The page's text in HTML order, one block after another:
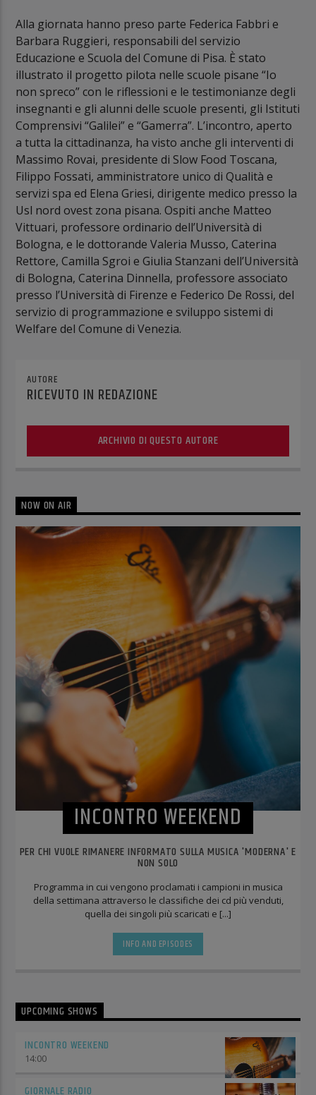
Alla giornata hanno preso parte Federica Fabbri e
Barbara Ruggieri, responsabili del servizio
Educazione e Scuola del Comune di Pisa. È stato
illustrato il progetto pilota nelle scuole pisane “Io
non spreco” con le riflessioni e le testimonianze degli
insegnanti e gli alunni delle scuole presenti, gli Istituti
Comprensivi “Galilei” e “Gamerra”. L’incontro, aperto
a tutta la cittadinanza, ha visto anche gli interventi di
Massimo Rovai, presidente di Slow Food Toscana,
Filippo Fossati, amministratore unico di Qualità e
servizi spa ed Elena Griesi, dirigente medico presso la
Usl nord ovest zona pisana. Ospiti anche Matteo
Vittuari, professore ordinario dell’Università di
Bologna, e le dottorande Valeria Musso, Caterina
Rettore, Camilla Sgroi e Giulia Stanzani dell’Università
di Bologna, Caterina Dinnella, professore associato
presso l’Università di Firenze e Federico De Rossi, del
servizio di programmazione e sviluppo sistemi di
Welfare del Comune di Venezia.
AUTORE
RICEVUTO IN REDAZIONE
ARCHIVIO DI QUESTO AUTORE
NOW ON AIR
INCONTRO WEEKEND
PER CHI VUOLE RIMANERE INFORMATO SULLA MUSICA 'MODERNA' E
NON SOLO
Programma in cui vengono proclamati i campioni in musica
della settimana attraverso le classifiche dei cd più venduti,
quella dei singoli più scaricati e [...]
INFO AND EPISODES
UPCOMING SHOWS
INCONTRO WEEKEND
14:00
GIORNALE RADIO